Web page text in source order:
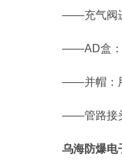
——充气阀
——AD盒：连
——并帽：用
——管路接头
乌海防爆电